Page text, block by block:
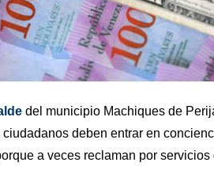
del municipio Machiques de
deben entrar en
a veces reclaman por servicios